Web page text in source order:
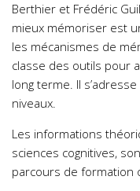
Berthier et Frédéric
mieux mémoriser est
les mécanismes de
classe des outils pour
long terme. Il
niveaux.
Les informations
sciences cognitives,
parcours de formation